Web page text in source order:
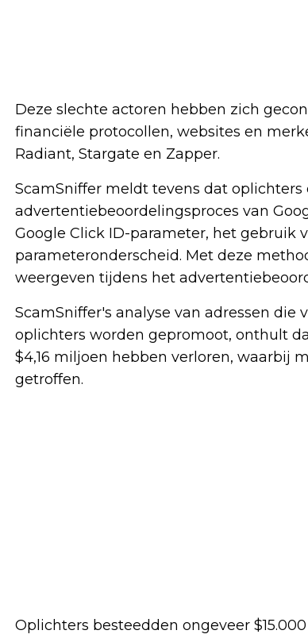
Deze slechte actoren hebben zich
financiële protocollen, websites en
Radiant, Stargate en Zapper.
ScamSniffer meldt tevens dat
advertentiebeoordelingsproces van
Google Click ID-parameter, het
parameteronderscheid. Met deze
weergeven tijdens het
ScamSniffer's analyse van adressen
oplichters worden gepromoot, onthult
$4,16 miljoen hebben verloren, waarbij
getroffen.
Oplichters besteedden ongeveer